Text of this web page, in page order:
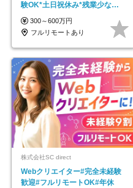
験OK*土日祝休み*残業少なめ*
在宅勤務手当あり
300～600万円
フルリモートあり
株式会社SC direct
Webクリエイター#完全未経験
歓迎#フルリモートOK#年休